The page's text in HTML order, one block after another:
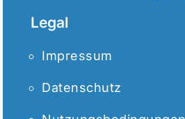
Legal
Impressum
Datenschutz